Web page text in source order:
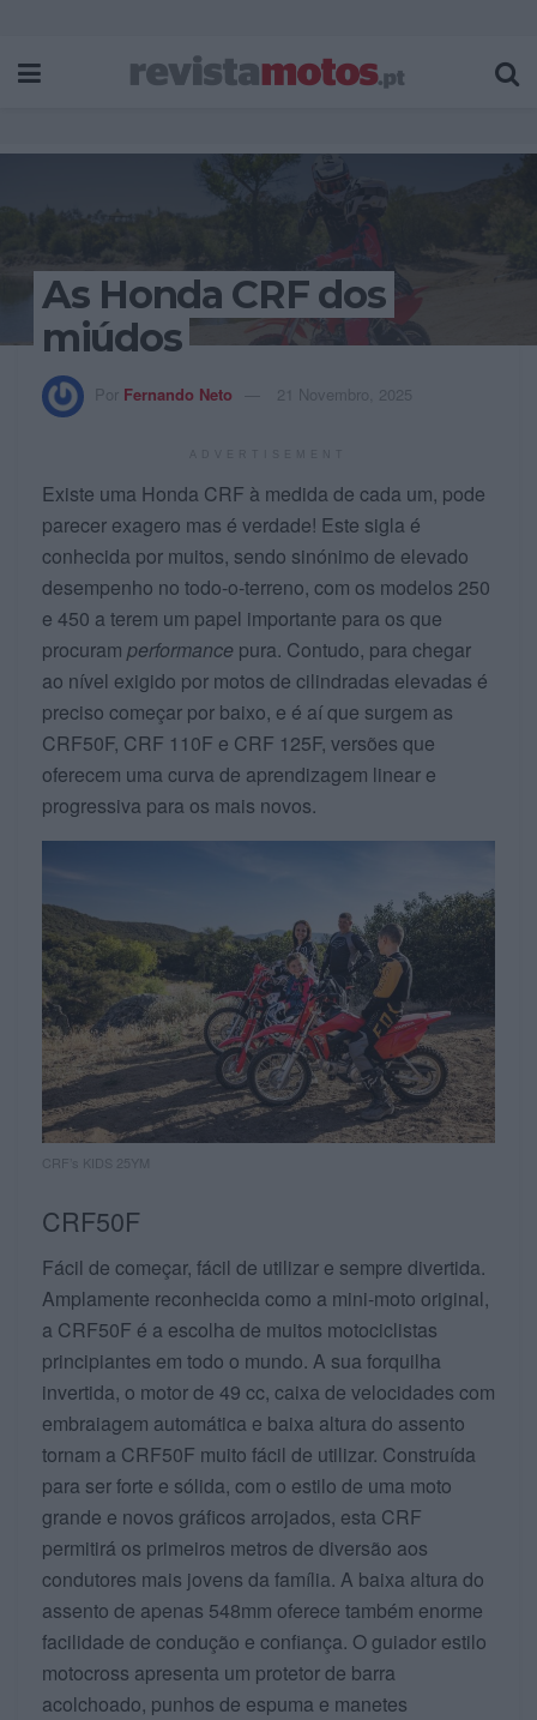
As Honda CRF dos
miúdos
Por Fernando Neto 21 Novembro, 2025
Existe uma Honda CRF à medida de cada um, pode
parecer exagero mas é verdade! Este sigla é
conhecida por muitos, sendo sinónimo de elevado
desempenho no todo-o-terreno, com os modelos 250
e 450 a terem um papel importante para os que
procuram performance pura. Contudo, para chegar
ao nível exigido por motos de cilindradas elevadas é
preciso começar por baixo, e é aí que surgem as
CRF50F, CRF 110F e CRF 125F, versões que
oferecem uma curva de aprendizagem linear e
progressiva para os mais novos.
CRF’s KIDS 25YM
CRF50F
Fácil de começar, fácil de utilizar e sempre divertida.
Amplamente reconhecida como a mini-moto original,
a CRF50F é a escolha de muitos motociclistas
principiantes em todo o mundo. A sua forquilha
invertida, o motor de 49 cc, caixa de velocidades com
embraiagem automática e baixa altura do assento
tornam a CRF50F muito fácil de utilizar. Construída
para ser forte e sólida, com o estilo de uma moto
grande e novos gráficos arrojados, esta CRF
permitirá os primeiros metros de diversão aos
condutores mais jovens da família. A baixa altura do
assento de apenas 548mm oferece também enorme
facilidade de condução e confiança. O guiador estilo
motocross apresenta um protetor de barra
acolchoado, punhos de espuma e manetes